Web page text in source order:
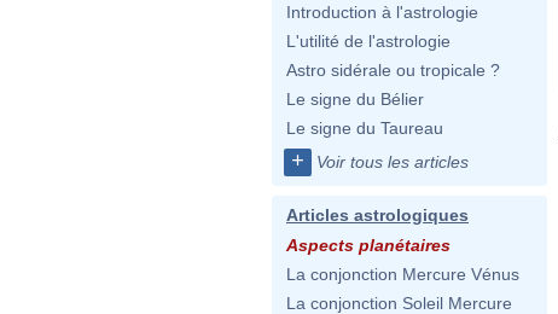
Introduction à l'astrologie
L'utilité de l'astrologie
Astro sidérale ou tropicale ?
Le signe du Bélier
Le signe du Taureau
+ Voir tous les articles
Articles astrologiques
Aspects planétaires
La conjonction Mercure Vénus
La conjonction Soleil Mercure